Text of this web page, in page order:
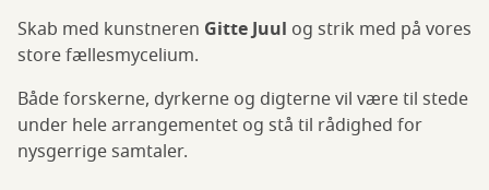
Skab med kunstneren Gitte Juul og strik med på vores
store fællesmycelium.
Både forskerne, dyrkerne og digterne vil være til stede
under hele arrangementet og stå til rådighed for
nysgerrige samtaler.